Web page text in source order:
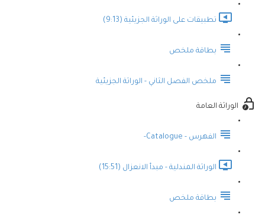
تطبيقات على الوراثة الجزيئية (9:13)
بطاقة ملخص
ملخص الفصل الثاني - الوراثة الجزيئية
الوراثة العامة
الفهرس - Catalogue-
الوراثة المندلية - مبدأ الانعزال (15:51)
بطاقة ملخص